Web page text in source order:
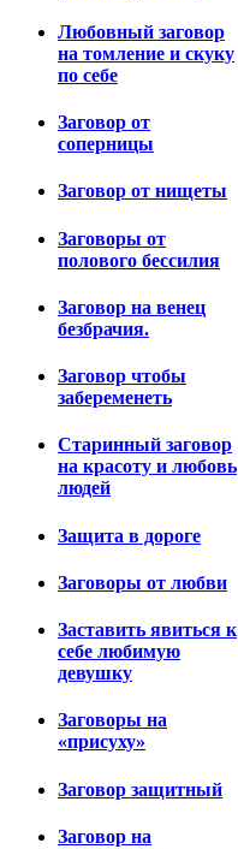
Любовный заговор
на томление и скуку
по себе
Заговор от
соперницы
Заговор от нищеты
Заговоры от
полового бессилия
Заговор на венец
безбрачия.
Заговор чтобы
забеременеть
Старинный заговор
на красоту и любовь
людей
Защита в дороге
Заговоры от любви
Заставить явиться к
себе любимую
девушку
Заговоры на
«присуху»
Заговор защитный
Заговор на